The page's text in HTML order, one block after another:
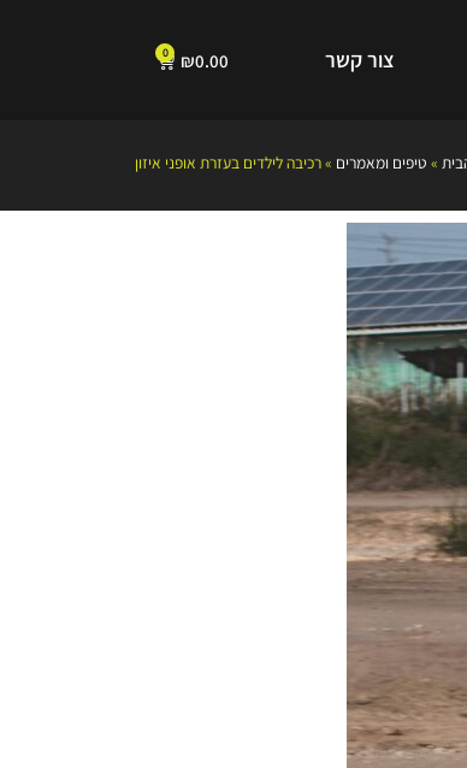
צור קשר ₪0.00
0
» טיפים ומאמרים »רכיבה לילדים בעזרת אופני איזון